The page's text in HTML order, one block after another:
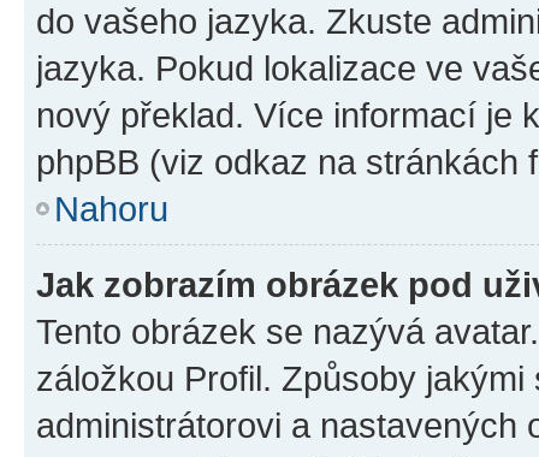
do vašeho jazyka. Zkuste
jazyka. Pokud lokalizace ve
nový překlad. Více informací je
phpBB (viz odkaz na stránkách
Nahoru
Jak zobrazím obrázek pod
Tento obrázek se nazývá
záložkou Profil. Způsoby
administrátorovi a nastavených